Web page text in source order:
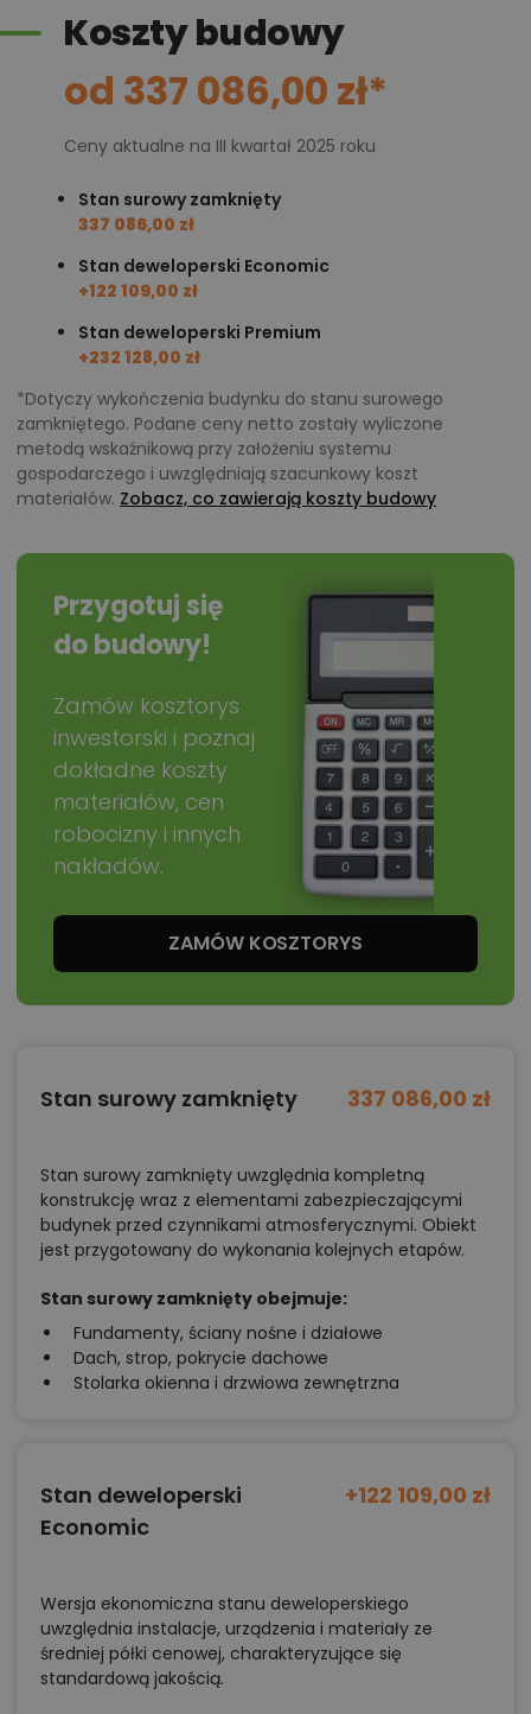
projekty podobne - o zbliżonym układzie lub
parametrach,
optymalizacja kosztów budowy domu według
informacje szczegółowe - np. wymiary
pomieszczeń, instalacje, materiały?
Zadzwoń52 384 49 90lub NAPISZ
Koszty budowy
od 337 086,00 zł*
Ceny aktualne na III kwartał 2025 roku
Stan surowy zamknięty
337 086,00 zł
Stan deweloperski Economic
+122 109,00 zł
Stan deweloperski Premium
+232 128,00 zł
*Dotyczy wykończenia budynku do stanu surowego
zamkniętego. Podane ceny netto zostały wyliczone
metodą wskaźnikową przy założeniu systemu
gospodarczego i uwzględniają szacunkowy koszt
materiałów. Zobacz, co zawierają koszty budowy
Przygotuj się
do budowy!
Zamów kosztorys
inwestorski i poznaj
dokładne koszty
materiałów, cen
robocizny i innych
nakładów.
ZAMÓW KOSZTORYS
Stan surowy zamknięty 337 086,00 zł
Stan surowy zamknięty uwzględnia kompletną
konstrukcję wraz z elementami zabezpieczającymi
budynek przed czynnikami atmosferycznymi. Obiekt
jest przygotowany do wykonania kolejnych etapów.
Stan surowy zamknięty obejmuje:
Fundamenty, ściany nośne i działowe
Dach, strop, pokrycie dachowe
Stolarka okienna i drzwiowa zewnętrzna
Stan deweloperski
Economic
+122 109,00 zł
Wersja ekonomiczna stanu deweloperskiego
uwzględnia instalacje, urządzenia i materiały ze
średniej półki cenowej, charakteryzujące się
standardową jakością.